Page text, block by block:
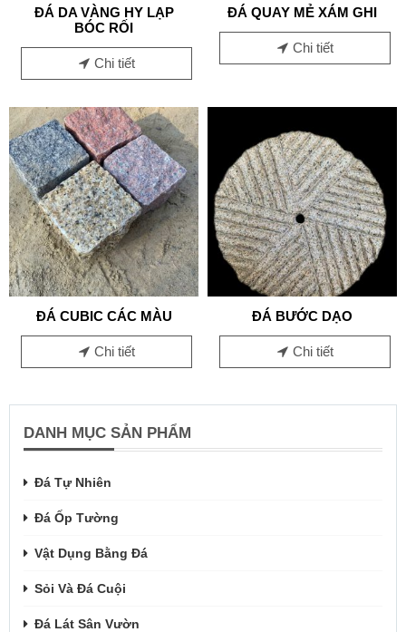
ĐÁ DA VÀNG HY LẠP
BÓC RỐI
Chi tiết
ĐÁ QUAY MẺ XÁM GHI
Chi tiết
ĐÁ CUBIC CÁC MÀU
Chi tiết
ĐÁ BƯỚC DẠO
Chi tiết
DANH MỤC SẢN PHẨM
Đá Tự Nhiên
Đá Ốp Tường
Vật Dụng Bằng Đá
Sỏi Và Đá Cuội
Đá Lát Sân Vườn